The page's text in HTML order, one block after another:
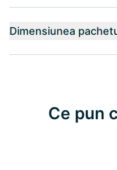
Dimensiunea
Ce pun